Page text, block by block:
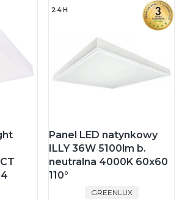
24H
Panel LED natynkowy
ILLY 36W 5100lm b.
neutralna 4000K 60x60
110°
PRODUCENT
GREENLUX